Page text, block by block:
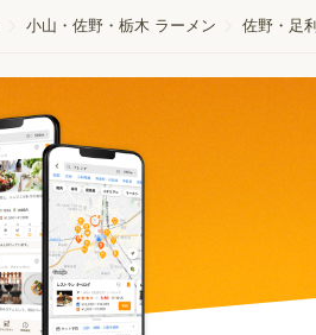
小山・佐野・栃木 ラーメン 佐野・足